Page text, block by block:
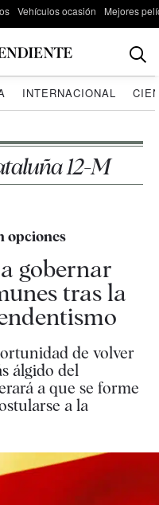
Vehículos ocasión Mejores
INTERNACIONAL
12-M
opciones
gobernar
tras la
de volver
álgido del
a que se forme
a la